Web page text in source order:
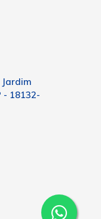
- 18132-